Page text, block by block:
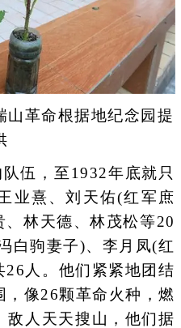
革命根据地纪念园提
，至1932年底就只
业熹、刘天佑(红军庶
林天德、林茂松等20
白驹妻子)、李月凤(红
人。他们紧紧地团结
像26颗革命火种，燃
敌人天天搜山，他们据